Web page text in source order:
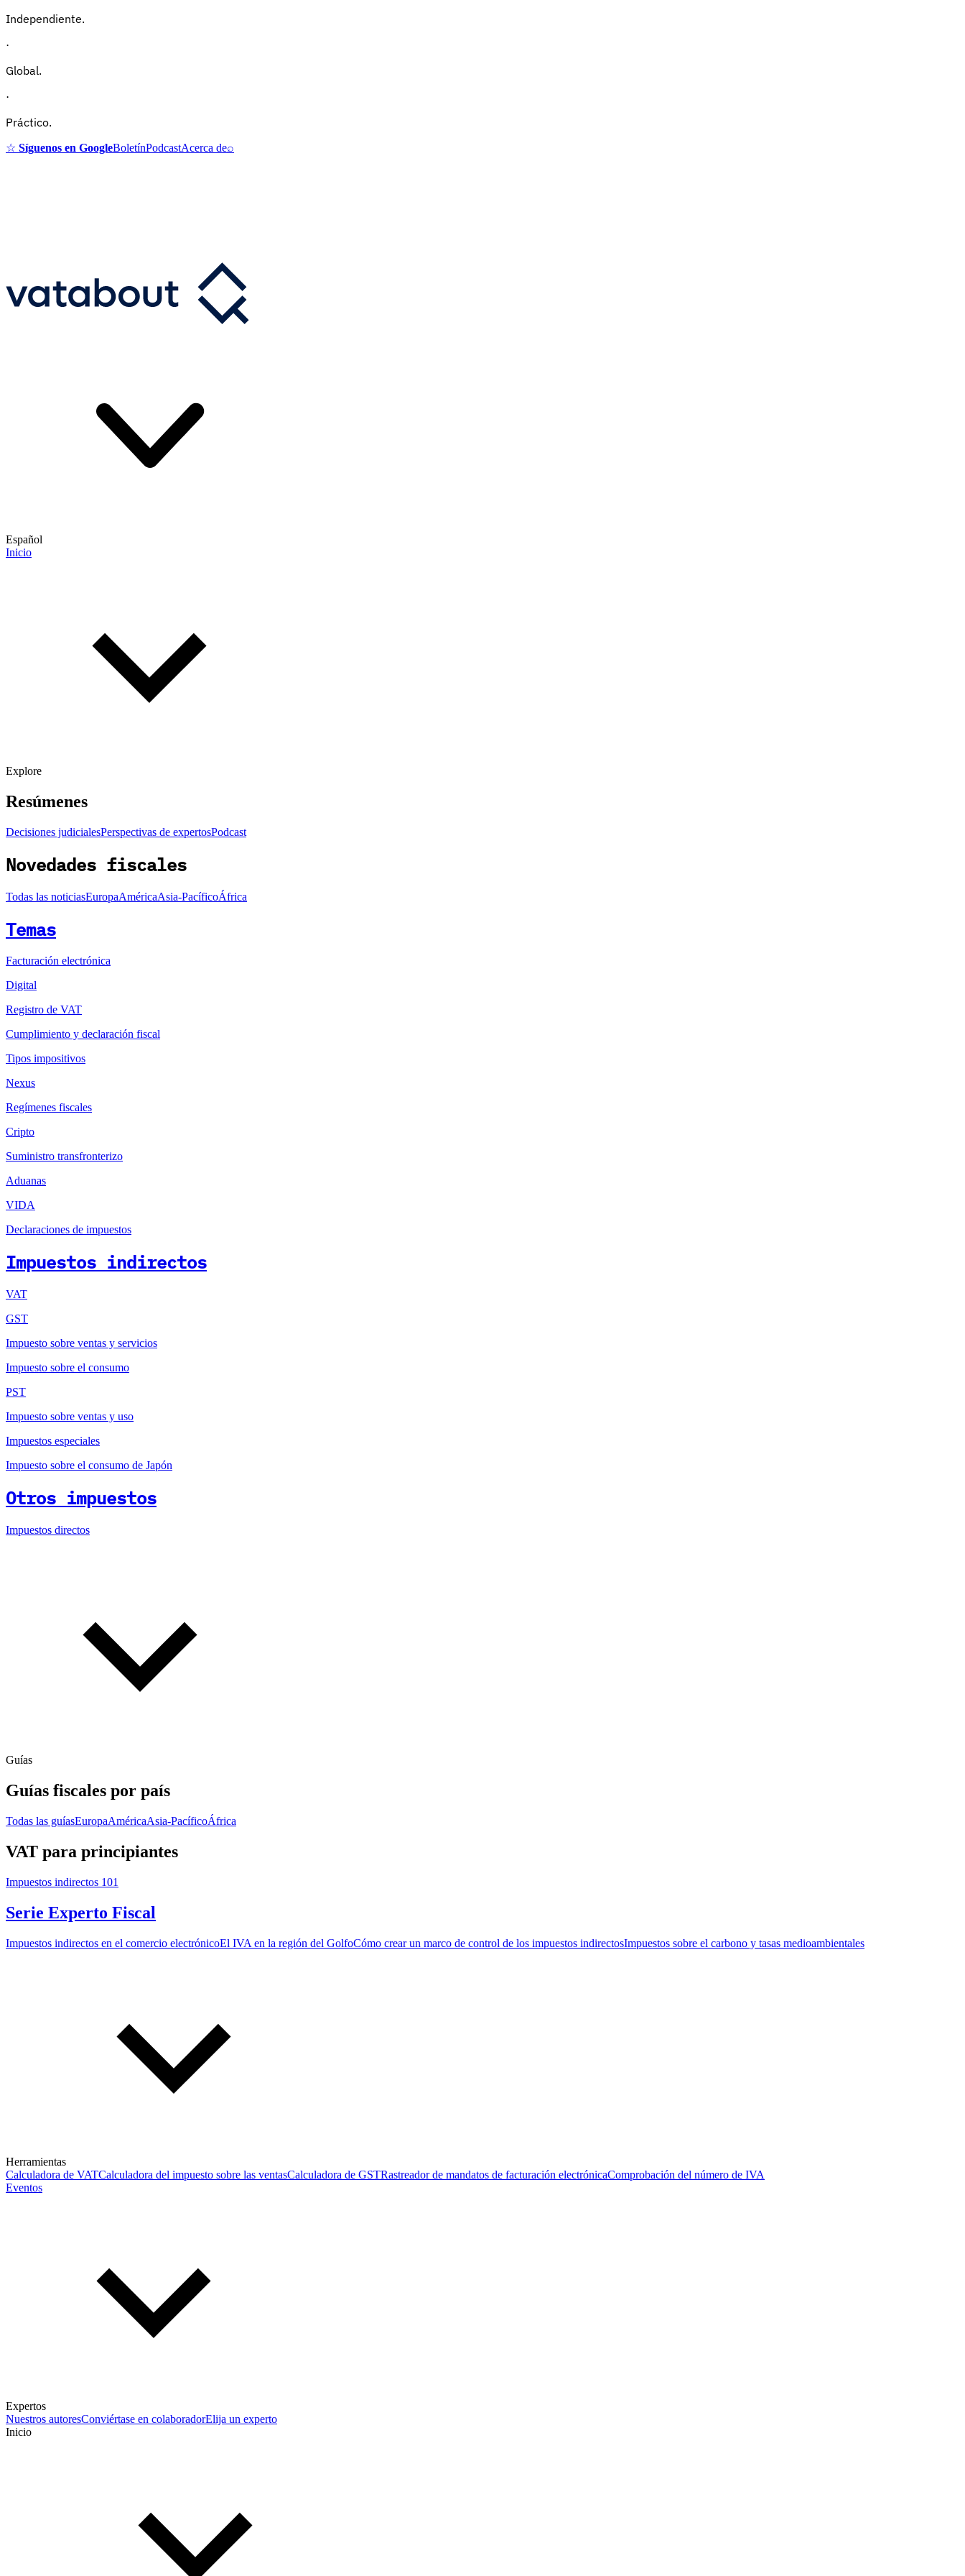
Independiente.
·
Global.
·
Práctico.
☆ Síguenos en GoogleBoletínPodcastAcerca de⌕
Español
Inicio
Explore
Resúmenes
Decisiones judicialesPerspectivas de expertosPodcast
Novedades fiscales
Todas las noticiasEuropaAméricaAsia-PacíficoÁfrica
Temas
Facturación electrónica
Digital
Registro de VAT
Cumplimiento y declaración fiscal
Tipos impositivos
Nexus
Regímenes fiscales
Cripto
Suministro transfronterizo
Aduanas
VIDA
Declaraciones de impuestos
Impuestos indirectos
VAT
GST
Impuesto sobre ventas y servicios
Impuesto sobre el consumo
PST
Impuesto sobre ventas y uso
Impuestos especiales
Impuesto sobre el consumo de Japón
Otros impuestos
Impuestos directos
Guías
Guías fiscales por país
Todas las guíasEuropaAméricaAsia-PacíficoÁfrica
VAT para principiantes
Impuestos indirectos 101
Serie Experto Fiscal
Impuestos indirectos en el comercio electrónicoEl IVA en la región del GolfoCómo crear un marco de control de los impuestos indirectosImpuestos sobre el carbono y tasas medioambientales
Herramientas
Calculadora de VATCalculadora del impuesto sobre las ventasCalculadora de GSTRastreador de mandatos de facturación electrónicaComprobación del número de IVA
Eventos
Expertos
Nuestros autoresConviértase en colaboradorElija un experto
Inicio